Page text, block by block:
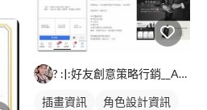
? :|:好友創意策略行銷__Anna
插畫資訊 角色設計資訊